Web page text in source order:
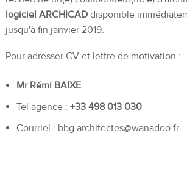
logiciel ARCHICADdisponible
jusqu'à fin janvier 2019.
Pour adresser CV et lettre de motivation :
Mr Rémi BAIXE
Tel agence : +33 498 013 030
Courriel : bbg.architectes@wanadoo.fr